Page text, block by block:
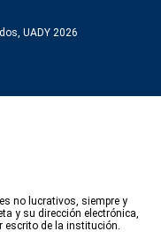
UADY 2026
no lucrativos, siempre y
y su dirección electrónica,
escrito de la institución.